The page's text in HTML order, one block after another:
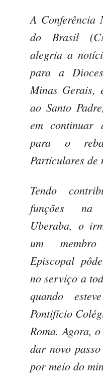
A Conferência
do Brasil
alegria a
para a
Minas Gerais,
ao Santo
em continuar
para o
Particulares de
Tendo
funções na
Uberaba, o
um
Episcopal
no serviço a
quando
Pontifício
Roma. Agora,
dar novo
por meio do